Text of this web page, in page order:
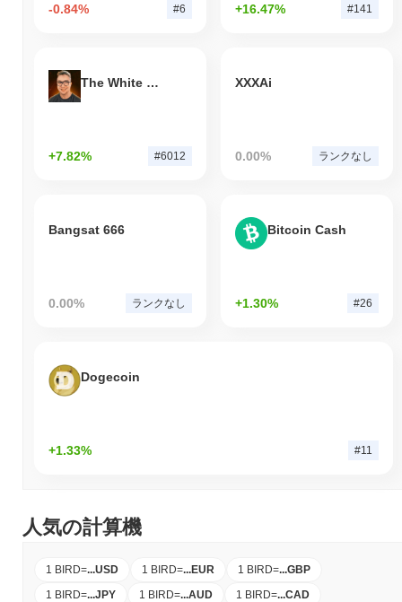
-0.84% #6 +16.47% #141
The White Bull
+7.82% #6012
XXXAi
0.00% ランクなし
Bangsat 666
0.00% ランクなし
Bitcoin Cash
+1.30% #26
Dogecoin
+1.33% #11
人気の計算機
1 BIRD=...USD 1 BIRD=...EUR 1 BIRD=...GBP
1 BIRD=...JPY 1 BIRD=...AUD 1 BIRD=...CAD